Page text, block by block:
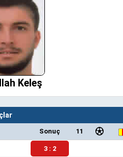
Keleş
Sonuç 11
3 : 2